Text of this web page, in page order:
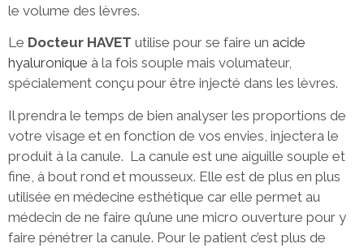
le volume des lèvres.
Le Docteur HAVET utilise pour se faire un acide
hyaluronique à la fois souple mais volumateur,
spécialement conçu pour être injecté dans les lèvres.
Il prendra le temps de bien analyser les proportions de
votre visage et en fonction de vos envies, injectera le
produit à la canule. La canule est une aiguille souple et
fine, à bout rond et mousseux. Elle est de plus en plus
utilisée en médecine esthétique car elle permet au
médecin de ne faire qu’une une micro ouverture pour y
faire pénétrer la canule. Pour le patient c’est plus de